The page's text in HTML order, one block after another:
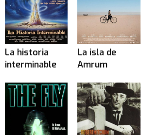
La historia
interminable
La isla de
Amrum